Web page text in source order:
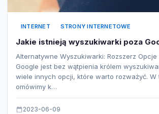
INTERNET STRONY INTERNETOWE
Jakie istnieją wyszukiwarki poza
Alternatywne Wyszukiwarki: Rozszerz Opcje
Google jest bez wątpienia królem
wiele innych opcji, które warto rozważyć. W
omówimy k…
2023-06-09